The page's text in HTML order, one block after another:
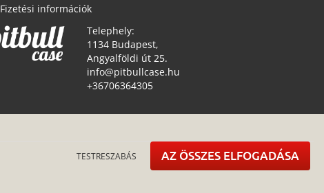
Fizetési információk
Telephely:
1134 Budapest,
Angyalföldi út 25.
info@pitbullcase.hu
+36706364305
TESTRESZABÁS AZ ÖSSZES ELFOGADÁSA